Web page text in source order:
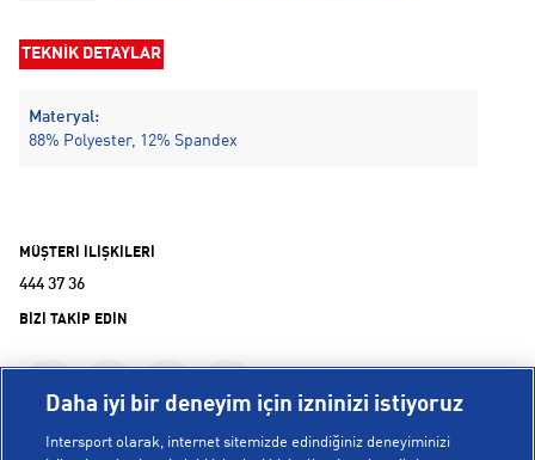
TEKNİK DETAYLAR
Materyal:
88% Polyester, 12% Spandex
MÜŞTERİ İLİŞKİLERİ
444 37 36
BİZİ TAKİP EDİN
Daha iyi bir deneyim için izninizi istiyoruz
Intersport olarak, internet sitemizde edindiğiniz deneyiminizi